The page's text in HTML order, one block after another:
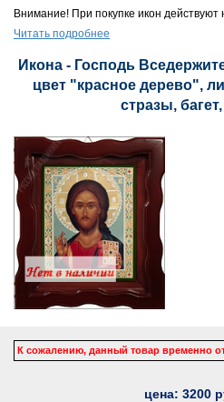
Внимание! При покупке икон действуют
Читать подробнее
Икона - Господь
цвет "красное дерево",
стразы,
К сожалению, данный товар временно
цена: 3200